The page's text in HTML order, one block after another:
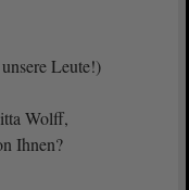
Leute!)
Wolff,
Ihnen?